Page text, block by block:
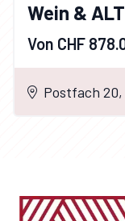
Wein &
Von CHF
Postfach